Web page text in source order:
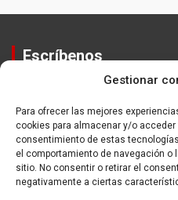
Gestionar
Para ofrecer las mejores
cookies para almacenar y/o
consentimiento de estas
el comportamiento de navegación
sitio. No consentir o retirar el
negativamente a ciertas
Escríbenos
Equipo
Política de Privacidad